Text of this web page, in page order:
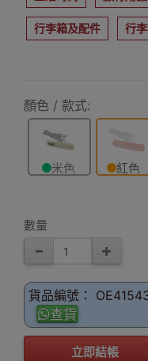
行李箱及配件 行
顏色 / 款式:
米色 紅色
數量
貨品編號：
查貨
立即結帳